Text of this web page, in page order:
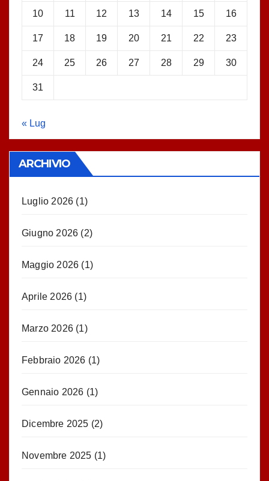
10 11 12 13 14 15 16
17 18 19 20 21 22 23
24 25 26 27 28 29 30
31
« Lug
ARCHIVIO
Luglio 2026 (1)
Giugno 2026 (2)
Maggio 2026 (1)
Aprile 2026 (1)
Marzo 2026 (1)
Febbraio 2026 (1)
Gennaio 2026 (1)
Dicembre 2025 (2)
Novembre 2025 (1)